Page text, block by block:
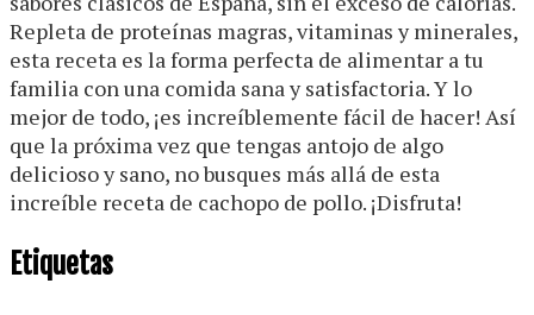
Repleta de proteínas magras, vitaminas y minerales,
esta receta es la forma perfecta de alimentar a tu
familia con una comida sana y satisfactoria. Y lo
mejor de todo, ¡es increíblemente fácil de hacer! Así
que la próxima vez que tengas antojo de algo
delicioso y sano, no busques más allá de esta
increíble receta de cachopo de pollo. ¡Disfruta!
Etiquetas